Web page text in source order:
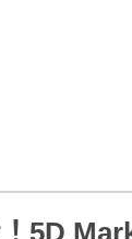
5D